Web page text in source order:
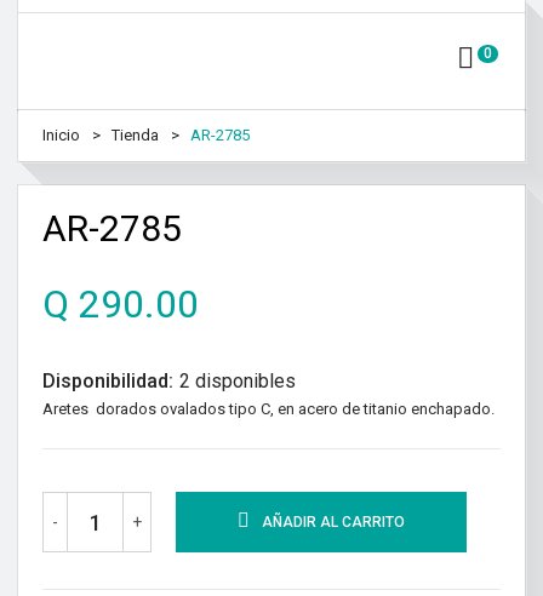
0
Inicio Tienda AR-2785
AR-2785
Q 290.00
Disponibilidad: 2 disponibles
Aretes dorados ovalados tipo C, en acero de titanio enchapado.
- + AÑADIR AL CARRITO